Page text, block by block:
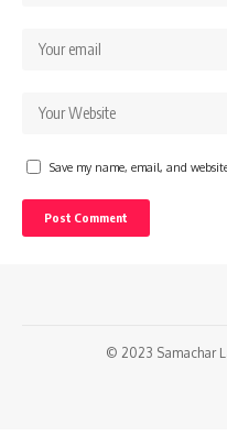
Save my name, email, and
© 2023 Samachar